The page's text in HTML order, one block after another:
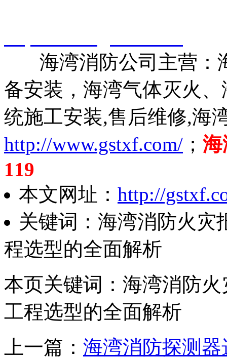
海湾消防公司主营：
备安装，海湾气体灭火
统施工安装,售后维修,海
http://www.gstxf.com/ ； 海
119
本文网址： http://
关键词：海湾消防火
程选型的全面解析
本页关键词：海湾消防
工程选型的全面解析
上一篇： 海湾消防探测